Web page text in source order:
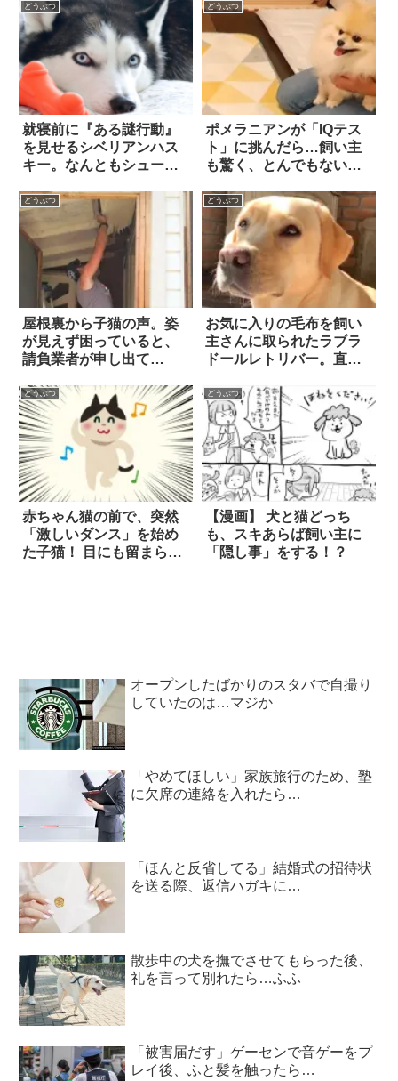
っちゃノッてきた！？
どうぶつ
就寝前に『ある謎行動』
を見せるシベリアンハス
キー。なんともシュール
た！
どうぶつ
ポメラニアンが「IQテス
ト」に挑んだら…飼い主
も驚く、とんでもない結
どうぶつ
屋根裏から子猫の声。姿
が見えず困っていると、
請負業者が申し出て…
どうぶつ
お気に入りの毛布を飼い
主さんに取られたラブラ
ドールレトリバー。直後
た！
どうぶつ
赤ちゃん猫の前で、突然
「激しいダンス」を始め
た子猫！ 目にも留まらぬ
どうぶつ
【漫画】 犬と猫どっち
も、スキあらば飼い主に
「隠し事」をする！？
オープンしたばかりのスタバで自撮り
していたのは…マジか
「やめてほしい」家族旅行のため、塾
に欠席の連絡を入れたら…
「ほんと反省してる」結婚式の招待状
を送る際、返信ハガキに…
散歩中の犬を撫でさせてもらった後、
礼を言って別れたら…ふふ
「被害届だす」ゲーセンで音ゲーをプ
レイ後、ふと髪を触ったら…